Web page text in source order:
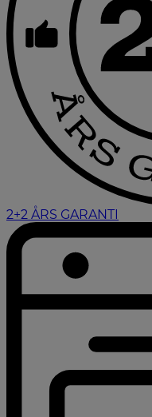
2+2 ÅRS GARANTI